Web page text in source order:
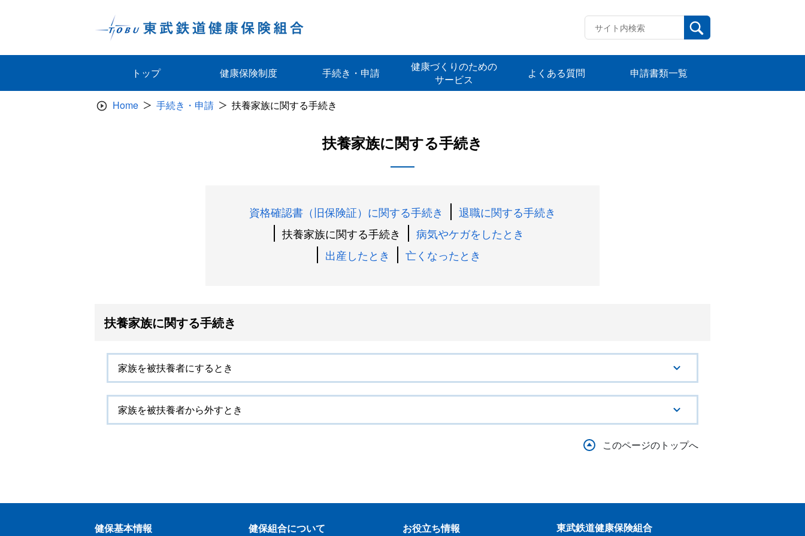
トップ 健康保険制度 手続き・申請
健康づくりのための
サービス
よくある質問 申請書類一覧
Home 手続き・申請 扶養家族に関する手続き
扶養家族に関する手続き
資格確認書（旧保険証）に関する手続き
退職に関する手続き
扶養家族に関する手続き
病気やケガをしたとき
出産したとき
亡くなったとき
扶養家族に関する手続き
家族を被扶養者にするとき
家族を被扶養者から外すとき
このページのトップへ
健保基本情報 健保組合について お役立ち情報 東武鉄道健康保険組合